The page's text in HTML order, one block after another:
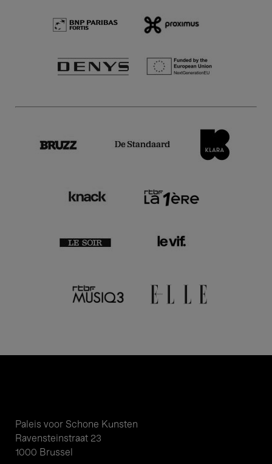
Paleis voor Schone Kunsten
Ravensteinstraat 23
1000 Brussel